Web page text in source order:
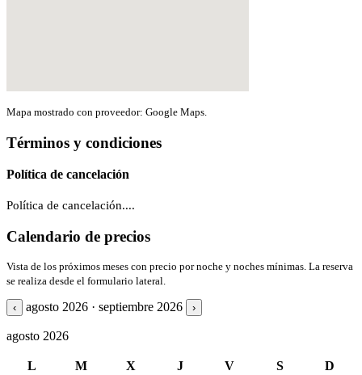
Mapa mostrado con proveedor: Google Maps.
Términos y condiciones
Política de cancelación
Política de cancelación....
Calendario de precios
Vista de los próximos meses con precio por noche y noches mínimas. La reserva
se realiza desde el formulario lateral.
‹ agosto 2026 · septiembre 2026 ›
agosto 2026
L M X J V S
D